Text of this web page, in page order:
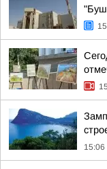
15:06